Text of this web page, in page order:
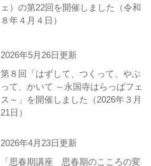
ェ）の第22回を開催しました（令和
８年４月４日）
2026年5月26日更新
第８回「はずして、つくって、やぶ
って、かいて ～永国寺はらっぱフェ
ス～」を開催しました（2026年３月
21日）
2026年4月23日更新
「思春期講座 思春期のこころの変